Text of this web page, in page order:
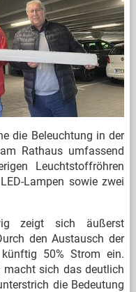
die Beleuchtung in der
Rathaus umfassend
Leuchtstoffröhren
Lampen sowie zwei
zeigt sich äußerst
den Austausch der
50% Strom ein.
macht sich das deutlich
die Bedeutung